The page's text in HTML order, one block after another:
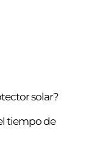
solar?
tiempo de